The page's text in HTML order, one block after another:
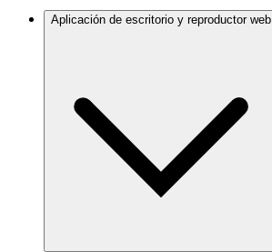
Aplicación de escritorio y reproductor web